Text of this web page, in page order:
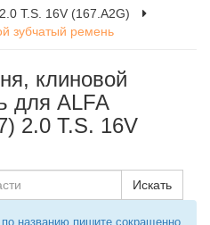
2.0 T.S. 16V (167.A2G)
зубчатый ремень
клиновой
для ALFA
2.0 T.S. 16V
Искать
по названию пишите сокращенно